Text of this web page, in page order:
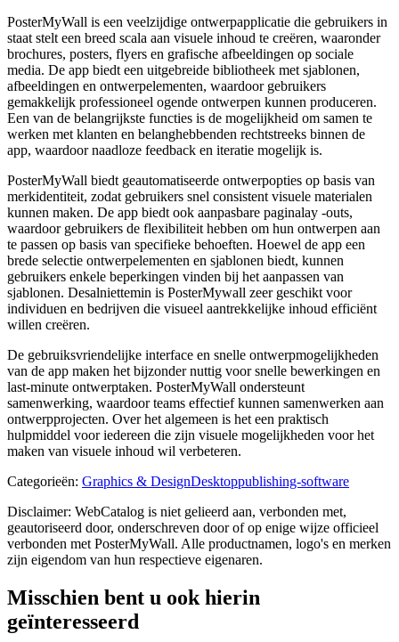
PosterMyWall is een veelzijdige ontwerpapplicatie die gebruikers in
staat stelt een breed scala aan visuele inhoud te creëren, waaronder
brochures, posters, flyers en grafische afbeeldingen op sociale
media. De app biedt een uitgebreide bibliotheek met sjablonen,
afbeeldingen en ontwerpelementen, waardoor gebruikers
gemakkelijk professioneel ogende ontwerpen kunnen produceren.
Een van de belangrijkste functies is de mogelijkheid om samen te
werken met klanten en belanghebbenden rechtstreeks binnen de
app, waardoor naadloze feedback en iteratie mogelijk is.
PosterMyWall biedt geautomatiseerde ontwerpopties op basis van
merkidentiteit, zodat gebruikers snel consistent visuele materialen
kunnen maken. De app biedt ook aanpasbare paginalay -outs,
waardoor gebruikers de flexibiliteit hebben om hun ontwerpen aan
te passen op basis van specifieke behoeften. Hoewel de app een
brede selectie ontwerpelementen en sjablonen biedt, kunnen
gebruikers enkele beperkingen vinden bij het aanpassen van
sjablonen. Desalniettemin is PosterMywall zeer geschikt voor
individuen en bedrijven die visueel aantrekkelijke inhoud efficiënt
willen creëren.
De gebruiksvriendelijke interface en snelle ontwerpmogelijkheden
van de app maken het bijzonder nuttig voor snelle bewerkingen en
last-minute ontwerptaken. PosterMyWall ondersteunt
samenwerking, waardoor teams effectief kunnen samenwerken aan
ontwerpprojecten. Over het algemeen is het een praktisch
hulpmiddel voor iedereen die zijn visuele mogelijkheden voor het
maken van visuele inhoud wil verbeteren.
Categorieën: Graphics & DesignDesktoppublishing-software
Disclaimer: WebCatalog is niet gelieerd aan, verbonden met,
geautoriseerd door, onderschreven door of op enige wijze officieel
verbonden met PosterMyWall. Alle productnamen, logo's en merken
zijn eigendom van hun respectieve eigenaren.
Misschien bent u ook hierin
geïnteresseerd